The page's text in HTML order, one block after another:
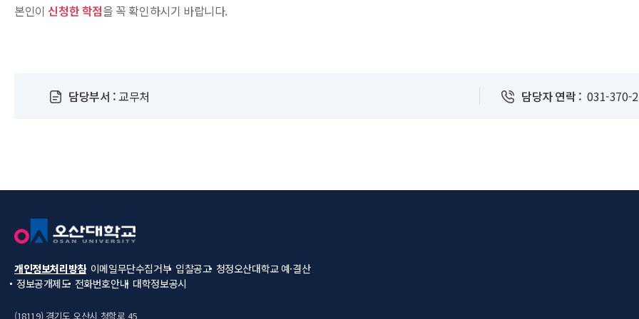
본인이 신청한 학점을 꼭 확인하시기 바랍니다.
담당부서 :교무처 담당자 연락 : 031-370-
개인정보처리방침 이메일무단수집거부 입찰공고 청정오산대학교 예·결산
정보공개제도 전화번호안내 대학정보공시
(18119) 경기도 오산시 청학로 45